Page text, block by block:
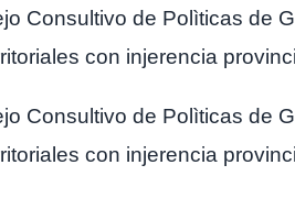
Consultivo de Polìticas de
con injerencia
Consultivo de Polìticas de
con injerencia